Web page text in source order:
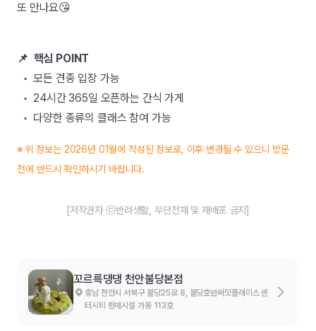
또 만나요😘
📌 핵심 POINT
• 모든 견종 입장 가능
• 24시간 365일 오픈하는 간식 가게
• 다양한 종류의 클래스 참여 가능
※ 위 정보는 2026년 01월에 작성된 정보로, 이후 변경될 수 있으니 방문
전에 반드시 확인하시기 바랍니다.
[저작권자 ⓒ반려생활, 무단전재 및 재배포 금지]
꼬르륵댕댕 천안불당본점
충남 천안시 서북구 불당25로 8, 불당호반써밋플레이스 센
터시티 판매시설 가동 113호